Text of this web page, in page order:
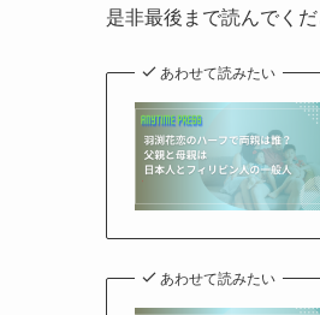
是非最後まで読んでくだ
あわせて読みたい
あわせて読みたい